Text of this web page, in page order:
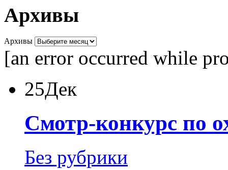
Архивы
Архивы
[an error occurred while
25Дек
Смотр-конкурс по
Без рубрики